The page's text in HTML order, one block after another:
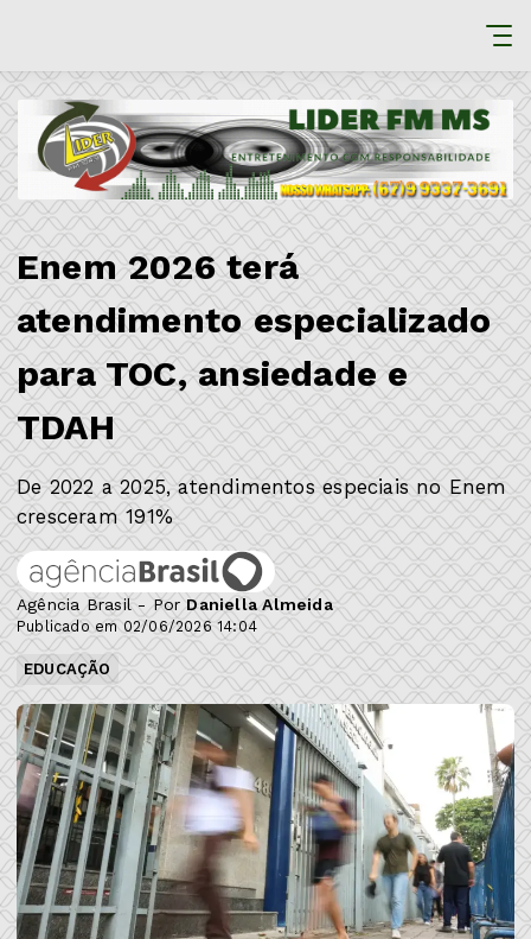
Enem 2026 terá
atendimento especializado
para TOC, ansiedade e
TDAH
De 2022 a 2025, atendimentos especiais no Enem
cresceram 191%
Agência Brasil - PorDaniella Almeida
Publicado em 02/06/2026 14:04
EDUCAÇÃO